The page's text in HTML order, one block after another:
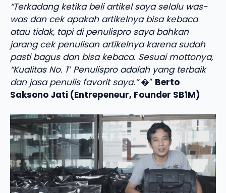
“Terkadang ketika beli artikel saya selalu was-
was dan cek apakah artikelnya bisa kebaca
atau tidak, tapi di penulispro saya bahkan
jarang cek penulisan artikelnya karena sudah
pasti bagus dan bisa kebaca. Sesuai mottonya,
“Kualitas No. 1″ Penulispro adalah yang terbaik
dan jasa penulis favorit saya.”�” Berto
Saksono Jati (Entrepeneur, Founder SB1M)